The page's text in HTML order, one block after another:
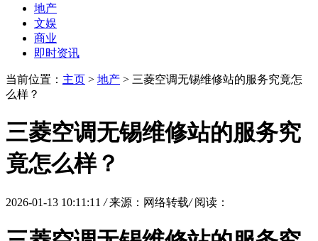
地产
文娱
商业
即时资讯
当前位置： 主页 > 地产 > 三菱空调无锡维修站的服务究竟怎
么样？
三菱空调无锡维修站的服务究
竟怎么样？
2026-01-13 10:11:11 / 来源：网络转载/ 阅读：